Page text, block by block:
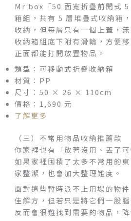
Mr box「50 面寬折疊前開式 5
箱組，共有 5 層堆疊式收納箱
收納，但每層只有一個上蓋，
收納箱組底下附有滑輪，方便
正面都能打開放置物品。
類型：可移動式折疊收納箱
材質：PP
尺寸：50 × 26 × 110cm
價格：1,690 元
了解更多
（三）不常用物品收納推薦款
你家裡也有「放著沒用、丟了
如果家裡囤積了太多不常用的
家整潔，也會加大整理難度。
面對這些暫時派不上用場的物
佳解方，但若只是將它們一股
反而會很難找到需要的物品，